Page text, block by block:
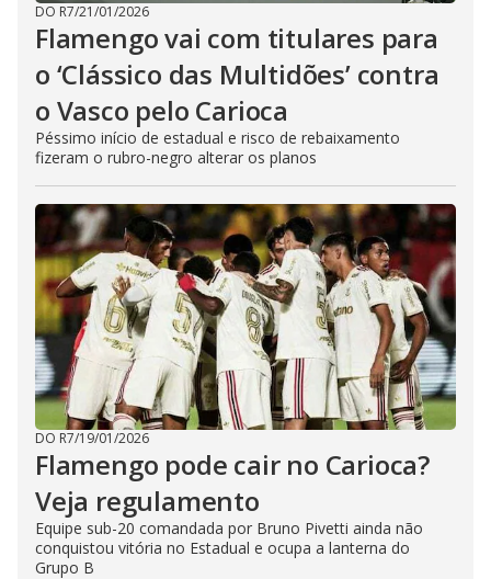
DO R7/21/01/2026
Flamengo vai com titulares para
o ‘Clássico das Multidões’ contra
o Vasco pelo Carioca
Péssimo início de estadual e risco de rebaixamento
fizeram o rubro-negro alterar os planos
DO R7/19/01/2026
Flamengo pode cair no Carioca?
Veja regulamento
Equipe sub-20 comandada por Bruno Pivetti ainda não
conquistou vitória no Estadual e ocupa a lanterna do
Grupo B